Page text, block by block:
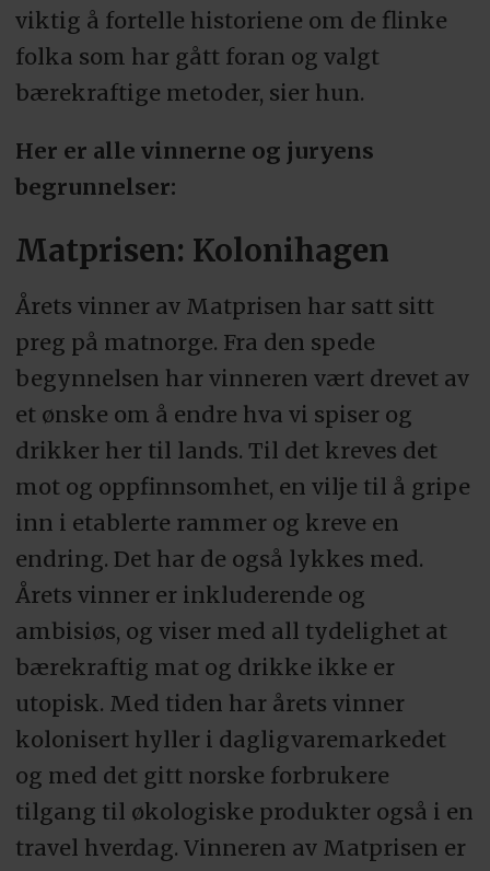
viktig å fortelle historiene om de flinke
folka som har gått foran og valgt
bærekraftige metoder, sier hun.
Her er alle vinnerne og juryens
begrunnelser:
Matprisen: Kolonihagen
Årets vinner av Matprisen har satt sitt
preg på matnorge. Fra den spede
begynnelsen har vinneren vært drevet av
et ønske om å endre hva vi spiser og
drikker her til lands. Til det kreves det
mot og oppfinnsomhet, en vilje til å gripe
inn i etablerte rammer og kreve en
endring. Det har de også lykkes med.
Årets vinner er inkluderende og
ambisiøs, og viser med all tydelighet at
bærekraftig mat og drikke ikke er
utopisk. Med tiden har årets vinner
kolonisert hyller i dagligvaremarkedet
og med det gitt norske forbrukere
tilgang til økologiske produkter også i en
travel hverdag. Vinneren av Matprisen er